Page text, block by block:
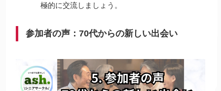
極的に交流しましょう。️
参加者の声：70代からの新しい出会い️